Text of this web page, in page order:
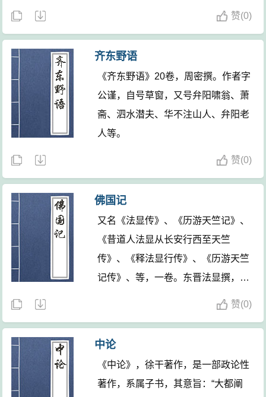
赞(0)
齐东野语
《齐东野语》20卷，周密撰。作者字
公谨，自号草窗，又号弁阳啸翁、萧
斋、泗水潜夫、华不注山人、弁阳老
人等。
赞(0)
佛国记
又名《法显传》、《历游天竺记》、
《昔道人法显从长安行西至天竺
传》、《释法显行传》、《历游天竺
记传》、等，一卷。东晋法显撰，成
作。
赞(0)
中论
《中论》，徐干著作，是一部政论性
著作，系属子书，其意旨：“大都阐